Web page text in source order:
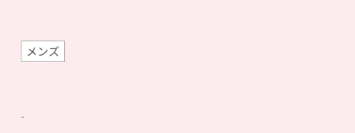
メンズ